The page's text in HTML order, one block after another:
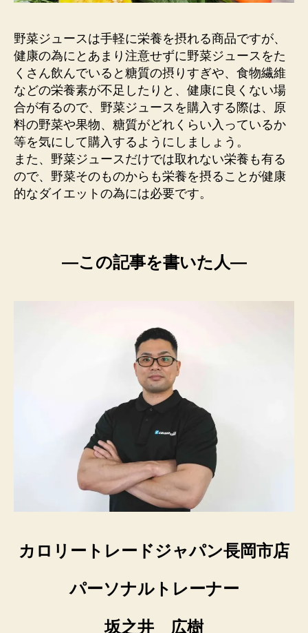
野菜ジュースは手軽に栄養を摂れる商品ですが、
健康の為にとあまり注意せずに野菜ジュースをた
くさん飲んでいると糖質の摂りすぎや、食物繊維
などの栄養素が不足したりと、健康に良くない場
合が有るので、野菜ジュースを購入する際は、原
料の野菜や果物、糖質がどれくらい入っているか
等を気にして購入するようにしましょう。
また、野菜ジュースだけでは取れない栄養も有る
ので、野菜そのものからも栄養を摂ることが健康
的なダイエットの為には必要です。
―この記事を書いた人―
カロリートレードジャパン長岡市店
パーソナルトレーナー
坂之井 広樹